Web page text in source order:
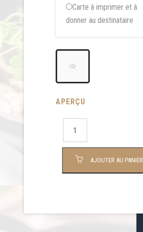
Carte à imprimer et à
donner au destinataire
APERÇU
AJOUTER AU PANIER